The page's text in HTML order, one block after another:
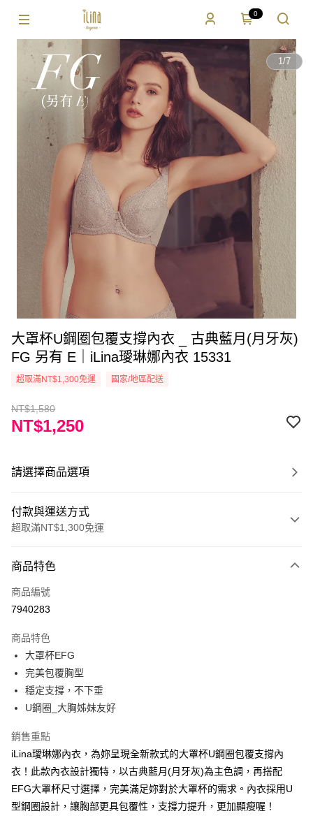
0
1/7
大罩杯U鋼圈包覆支撐內衣 _ 古典藍月(月牙灰)
FG 另有 E｜iLina璦琳娜內衣 15331
超取滿NT$1,300免運 國家/地區配送
NT$1,580
NT$1,250
請選擇商品選項
付款與運送方式
超取滿NT$1,300免運
信用卡一次付款
超商取貨付款
運送方式
全家取貨付款
每筆NT$90，滿NT$1,300(含以上)免運費
付款後全家取貨
7-11取貨付款
每筆NT$90，滿NT$1,300(含以上)免運費
付款後7-11取貨
每筆NT$90，滿NT$1,300(含以上)免運費
商品特色
商品編號
7940283
商品特色
大罩杯EFG
完美包覆胸型
穩定支撐，不下垂
U鋼圈_大胸姊妹友好
銷售重點
iLina璦琳娜內衣，為妳呈現全新款式的大罩杯U鋼圈包覆支撐內
衣！此款內衣設計獨特，以古典藍月(月牙灰)為主色調，再搭配
EFG大罩杯尺寸選擇，完美滿足妳對於大罩杯的需求。內衣採用U
型鋼圈設計，讓胸部更具包覆性，支撐力提升，更加顯瘦喔！